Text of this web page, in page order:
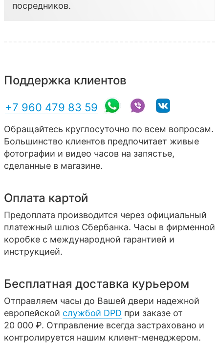
посредников.
Поддержка клиентов
+7 960 479 83 59
Обращайтесь круглосуточно по всем вопросам.
Большинство клиентов предпочитает живые
фотографии и видео часов на запястье,
сделанные в магазине.
Оплата картой
Предоплата производится через официальный
платежный шлюз Сбербанка. Часы в фирменной
коробке с международной гарантией и
инструкцией.
Бесплатная доставка курьером
Отправляем часы до Вашей двери надежной
европейской службой DPD при заказе от
20 000 ₽. Отправление всегда застраховано и
контролируется нашим клиент-менеджером.